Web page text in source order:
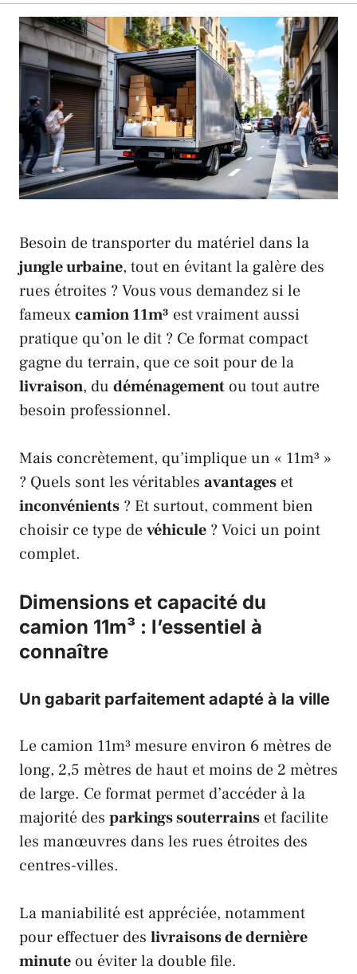
Besoin de transporter du matériel dans la
jungle urbaine, tout en évitant la galère des
rues étroites ? Vous vous demandez si le
fameuxcamion 11m³ est vraiment aussi
pratique qu’on le dit ? Ce format compact
gagne du terrain, que ce soit pour de la
livraison, du déménagement ou tout autre
besoin professionnel.
Mais concrètement, qu’implique un « 11m³ »
? Quels sont les véritables avantages et
inconvénients ? Et surtout, comment bien
choisir ce type devéhicule ? Voici un point
complet.
Dimensions et capacité du
camion 11m³ : l’essentiel à
connaître
Un gabarit parfaitement adapté à la ville
Le camion 11m³ mesure environ 6 mètres de
long, 2,5 mètres de haut et moins de 2 mètres
de large. Ce format permet d’accéder à la
majorité des parkings souterrains et facilite
les manœuvres dans les rues étroites des
centres-villes.
La maniabilité est appréciée, notamment
pour effectuer des livraisons de dernière
minute ou éviter la double file.